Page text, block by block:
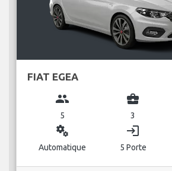
FIAT EGEA
group
5
business_center
3
miscellaneous_services
Automatique
login
5 Porte